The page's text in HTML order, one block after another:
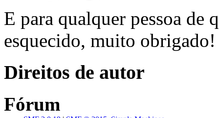
E para qualquer pessoa de
esquecido, muito obrigado!
Direitos de autor
Fórum